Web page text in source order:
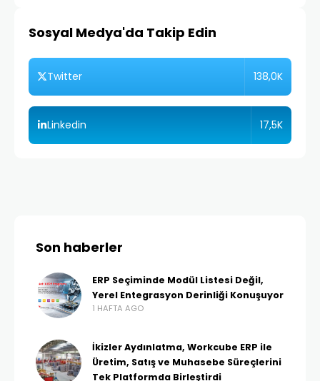
Sosyal Medya'da Takip Edin
Twitter 138,0K
Linkedin 17,5K
Son haberler
ERP Seçiminde Modül Listesi Değil,
Yerel Entegrasyon Derinliği Konuşuyor
1 HAFTA AGO
İkizler Aydınlatma, Workcube ERP ile
Üretim, Satış ve Muhasebe Süreçlerini
Tek Platformda Birleştirdi